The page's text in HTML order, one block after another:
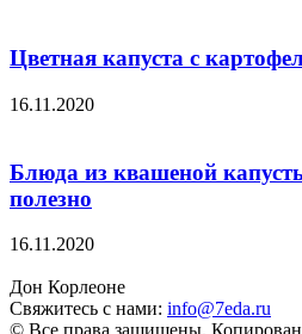
Цветная капуста с
16.11.2020
Блюда из квашеной
полезно
16.11.2020
Дон Корлеоне
Свяжитесь с нами: info@7eda.ru